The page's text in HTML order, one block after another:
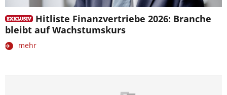
Hitliste Finanzvertriebe 2026: Branche
bleibt auf Wachstumskurs
mehr